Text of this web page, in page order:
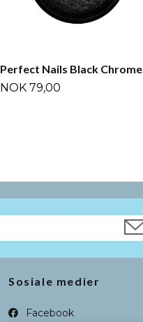
Perfect Nails Black Chrome
NOK 79,00
Sosiale medier
Facebook